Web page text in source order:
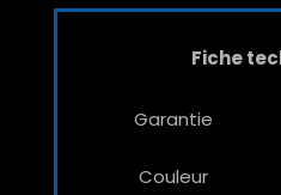
Fiche
Garantie
Couleur